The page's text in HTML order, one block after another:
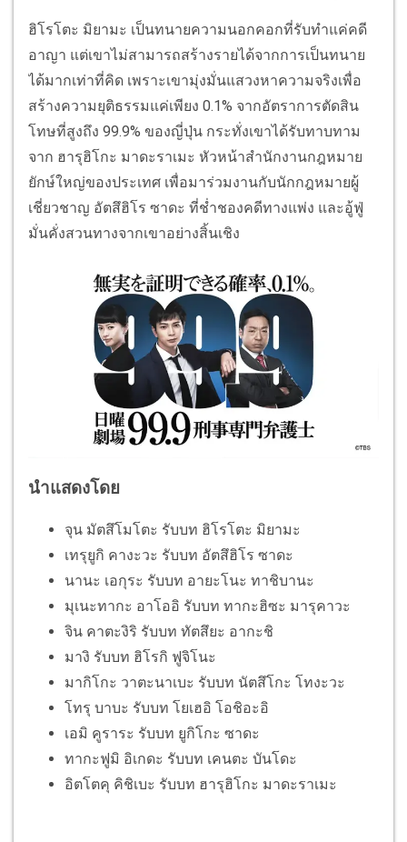
ฮิโรโตะ มิยามะ เป็นทนายความนอกคอกที่รับทำแค่คดี
อาญา แต่เขาไม่สามารถสร้างรายได้จากการเป็นทนาย
ได้มากเท่าที่คิด เพราะเขามุ่งมั่นแสวงหาความจริงเพื่อ
สร้างความยุติธรรมแค่เพียง 0.1% จากอัตราการตัดสิน
โทษที่สูงถึง 99.9% ของญี่ปุ่น กระทั่งเขาได้รับทาบทาม
จาก ฮารุฮิโกะ มาดะราเมะ หัวหน้าสำนักงานกฎหมาย
ยักษ์ใหญ่ของประเทศ เพื่อมาร่วมงานกับนักกฎหมายผู้
เชี่ยวชาญ อัตสึฮิโร ซาดะ ที่ช่ำชองคดีทางแพ่ง และอู้ฟู่
มั่นคั่งสวนทางจากเขาอย่างสิ้นเชิง
นำแสดงโดย
จุน มัตสึโมโตะ รับบท ฮิโรโตะ มิยามะ
เทรุยูกิ คางะวะ รับบท อัตสึฮิโร ซาดะ
นานะ เอกุระ รับบท อายะโนะ ทาชิบานะ
มุเนะทากะ อาโออิ รับบท ทากะฮิซะ มารุคาวะ
จิน คาตะงิริ รับบท ทัตสึยะ อากะชิ
มางิ รับบท ฮิโรกิ ฟูจิโนะ
มากิโกะ วาตะนาเบะ รับบท นัตสึโกะ โทงะวะ
โทรุ บาบะ รับบท โยเฮอิ โอชิอะอิ
เอมิ คูราระ รับบท ยูกิโกะ ซาดะ
ทากะฟูมิ อิเกดะ รับบท เคนตะ บันโดะ
อิตโตคุ คิชิเบะ รับบท ฮารุฮิโกะ มาดะราเมะ